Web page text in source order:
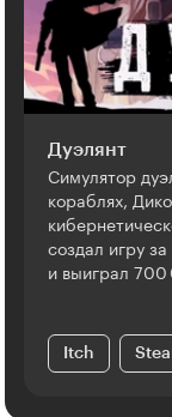
Дуэлянт
Симулятор
кораблях,
создал игру
и выиграл
Itch